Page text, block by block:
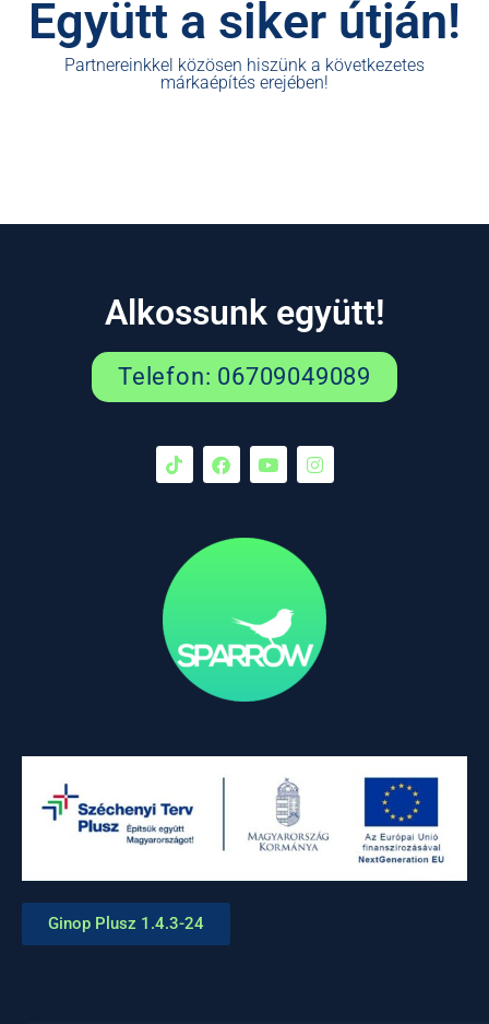
Együtt a siker útján!
Partnereinkkel közösen hiszünk a következetes
márkaépítés erejében!
Alkossunk együtt!
Telefon: 06709049089
Ginop Plusz 1.4.3-24